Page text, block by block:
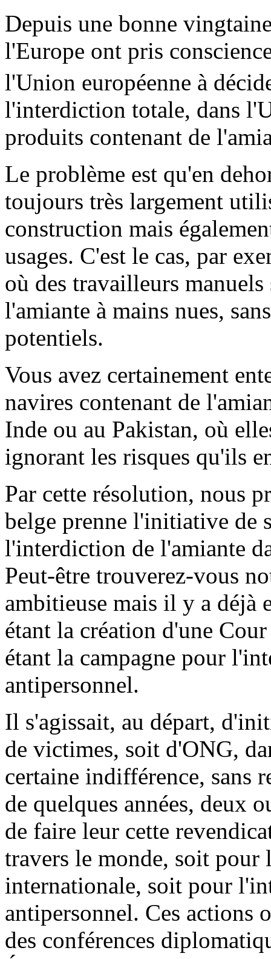
Depuis une bonne
l'Europe ont pris
l'Union européenne à
l'interdiction totale, dans
produits contenant de
Le problème est qu'en
toujours très largement
construction mais
usages. C'est le cas, par
où des travailleurs
l'amiante à mains nues,
potentiels.
Vous avez certainement
navires contenant de
Inde ou au Pakistan, où
ignorant les risques qu'ils
Par cette résolution, nous
belge prenne l'initiative de
l'interdiction de l'amiante
Peut-être trouverez-vous
ambitieuse mais il y a déjà
étant la création d'une
étant la campagne pour
antipersonnel.
Il s'agissait, au départ,
de victimes, soit d'ONG,
certaine indifférence, sans
de quelques années, deux
de faire leur cette
travers le monde, soit pour
internationale, soit pour
antipersonnel. Ces actions
des conférences